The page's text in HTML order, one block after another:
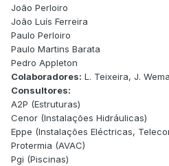
João Perloiro
João Luís Ferreira
Paulo Perloiro
Paulo Martins Barata
Pedro Appleton
Colaboradores: L. Teixeira, J.
Consultores:
A2P (Estruturas)
Cenor (Instalações Hidráulicas)
Eppe (Instalações Eléctricas,
Protermia (AVAC)
Pgi (Piscinas)